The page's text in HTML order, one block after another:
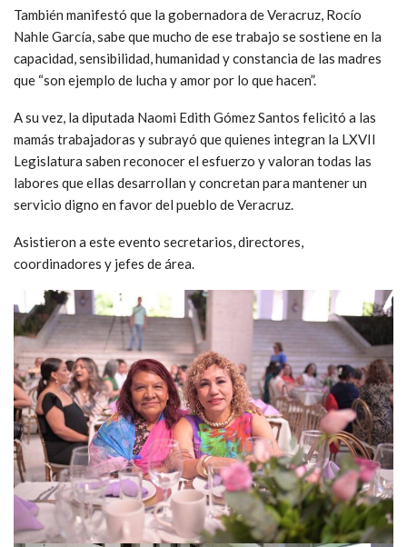
También manifestó que la gobernadora de Veracruz, Rocío
Nahle García, sabe que mucho de ese trabajo se sostiene en la
capacidad, sensibilidad, humanidad y constancia de las madres
que “son ejemplo de lucha y amor por lo que hacen”.
A su vez, la diputada Naomi Edith Gómez Santos felicitó a las
mamás trabajadoras y subrayó que quienes integran la LXVII
Legislatura saben reconocer el esfuerzo y valoran todas las
labores que ellas desarrollan y concretan para mantener un
servicio digno en favor del pueblo de Veracruz.
Asistieron a este evento secretarios, directores,
coordinadores y jefes de área.